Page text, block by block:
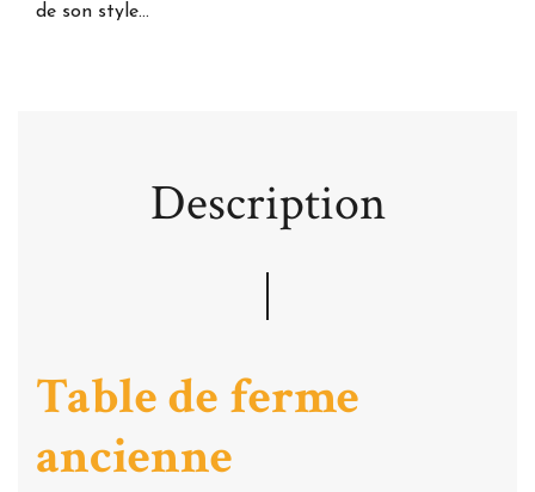
de son style…
Description
Table de ferme
ancienne